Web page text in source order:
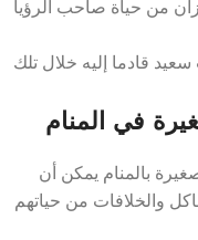
من حياة صاحب الرؤيا
قادما إليه خلال تلك
في المنام
بالمنام يمكن أن
والخلافات من حياتهم